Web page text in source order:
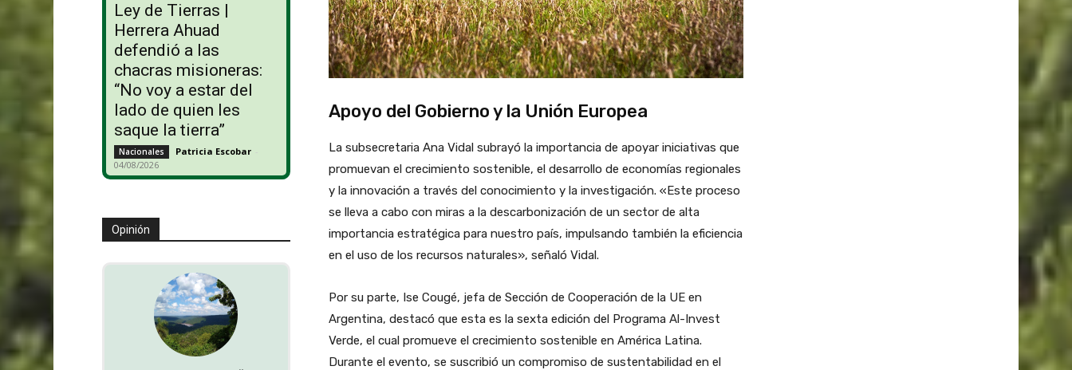
Ley de Tierras |
Herrera Ahuad
defendió a las
chacras misioneras:
“No voy a estar del
lado de quien les
saque la tierra”
Nacionales Patricia Escobar -
04/08/2026
Opinión
Apoyo del Gobierno y la Unión Europea
La subsecretaria Ana Vidal subrayó la importancia de apoyar iniciativas que
promuevan el crecimiento sostenible, el desarrollo de economías regionales
y la innovación a través del conocimiento y la investigación. «Este proceso
se lleva a cabo con miras a la descarbonización de un sector de alta
importancia estratégica para nuestro país, impulsando también la eficiencia
en el uso de los recursos naturales», señaló Vidal.
Por su parte, Ise Cougé, jefa de Sección de Cooperación de la UE en
Argentina, destacó que esta es la sexta edición del Programa Al-Invest
Verde, el cual promueve el crecimiento sostenible en América Latina.
Durante el evento, se suscribió un compromiso de sustentabilidad en el